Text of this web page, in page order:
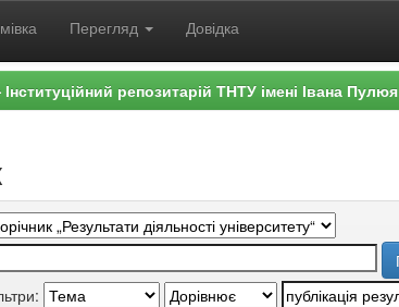
Перегляд Довідка
репозитарій ТНТУ імені Івана Пулюя